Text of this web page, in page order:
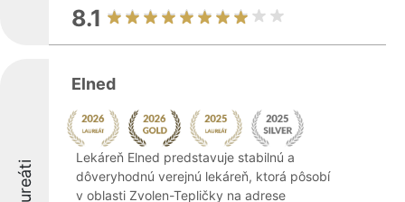
8.1
Elned
Lekáreň Elned predstavuje stabilnú a
dôveryhodnú verejnú lekáreň, ktorá pôsobí
v oblasti Zvolen-Tepličky na adrese